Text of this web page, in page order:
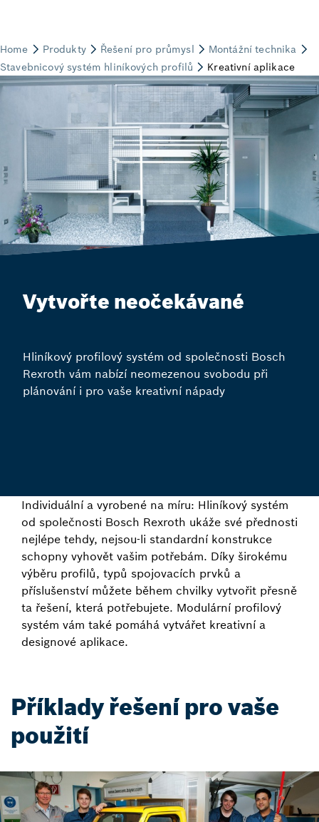
Vytvořte neočekávané
Hliníkový profilový systém od společnosti Bosch
Rexroth vám nabízí neomezenou svobodu při
plánování i pro vaše kreativní nápady
Individuální a vyrobené na míru: Hliníkový systém
od společnosti Bosch Rexroth ukáže své přednosti
nejlépe tehdy, nejsou-li standardní konstrukce
schopny vyhovět vašim potřebám. Díky širokému
výběru profilů, typů spojovacích prvků a
příslušenství můžete během chvilky vytvořit přesně
ta řešení, která potřebujete. Modulární profilový
systém vám také pomáhá vytvářet kreativní a
designové aplikace.
Příklady řešení pro vaše
použití